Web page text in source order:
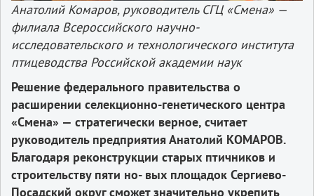
Анатолий Комаров, руководитель СГЦ «Смена» —
филиала Всероссийского научно-
исследовательского и технологического института
птицеводства Российской академии наук
Решение федерального правительства о
расширении селекционно-генетического центра
«Смена» — стратегически верное, считает
руководитель предприятия Анатолий КОМАРОВ.
Благодаря реконструкции старых птичников и
строительству пяти но- вых площадок Сергиево-
Посадский округ сможет значительно укрепить